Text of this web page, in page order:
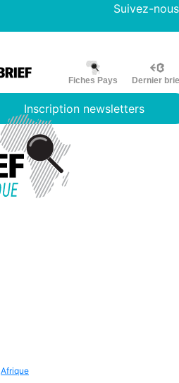
Suivez-nous
Fiches Pays Dernier
Inscription newsletters
Afrique